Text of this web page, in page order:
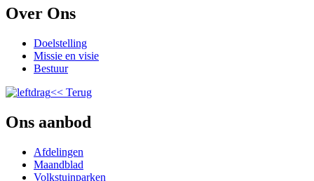
Over Ons
Doelstelling
Missie en visie
Bestuur
<< Terug
Ons aanbod
Afdelingen
Maandblad
Volkstuinparken